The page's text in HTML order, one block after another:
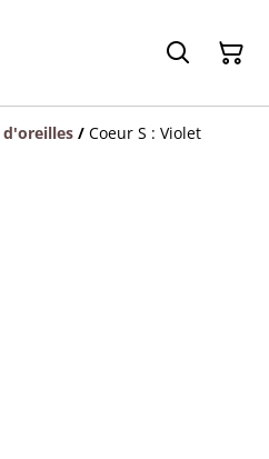
d'oreilles / Coeur S : Violet